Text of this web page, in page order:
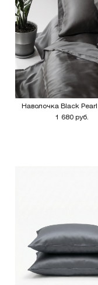
Наволочка Black
1 680 руб.